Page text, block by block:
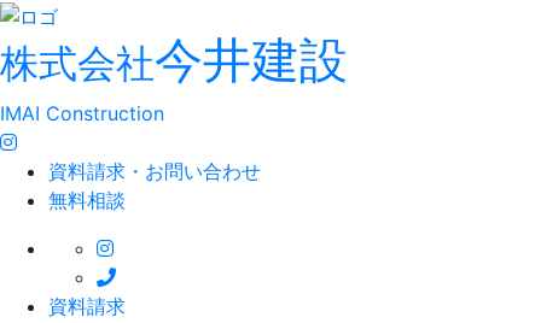
株式会社今井建設
IMAI Construction
資料請求・お問い合わせ
無料相談
資料請求